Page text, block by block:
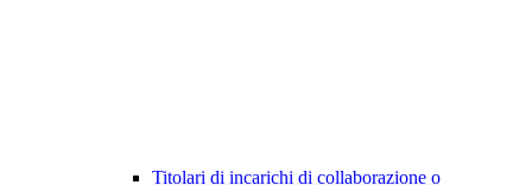
Titolari di incarichi di collaborazione o